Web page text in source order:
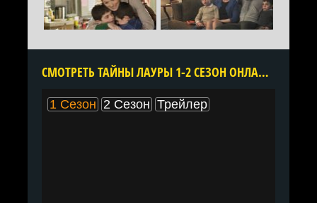
CМОТРЕТЬ ТАЙНЫ ЛАУРЫ 1-2 СЕЗОН ОНЛАЙН В ХОРОШЕМ КАЧЕСТВЕ ВСЕ СЕРИИ ПОДРЯД БЕСПЛАТНО
1 Сезон 2 Сезон Трейлер